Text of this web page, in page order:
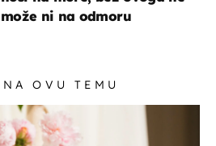
može ni na odmoru
NA OVU TEMU